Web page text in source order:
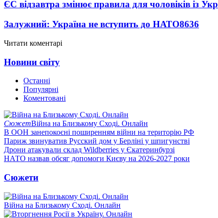
ЄС відзавтра змінює правила для чоловіків із
Залужний: Україна не вступить до НАТО8636
Читати коментарі
Новини світу
Останні
Популярні
Коментовані
СюжетВійна на Близькому Сході. Онлайн
В ООН занепокоєні поширенням війни на територію РФ
Париж звинуватив Русский дом у Берліні у шпигунстві
Дрони атакували склад Wildberries у Єкатеринбурзі
НАТО назвав обсяг допомоги Києву на 2026-2027 роки
Сюжети
Війна на Близькому Сході. Онлайн